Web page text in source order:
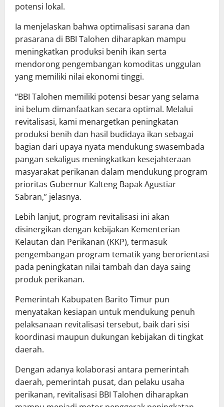
potensi lokal.
Ia menjelaskan bahwa optimalisasi sarana dan
prasarana di BBI Talohen diharapkan mampu
meningkatkan produksi benih ikan serta
mendorong pengembangan komoditas unggulan
yang memiliki nilai ekonomi tinggi.
“BBI Talohen memiliki potensi besar yang selama
ini belum dimanfaatkan secara optimal. Melalui
revitalisasi, kami menargetkan peningkatan
produksi benih dan hasil budidaya ikan sebagai
bagian dari upaya nyata mendukung swasembada
pangan sekaligus meningkatkan kesejahteraan
masyarakat perikanan dalam mendukung program
prioritas Gubernur Kalteng Bapak Agustiar
Sabran,” jelasnya.
Lebih lanjut, program revitalisasi ini akan
disinergikan dengan kebijakan Kementerian
Kelautan dan Perikanan (KKP), termasuk
pengembangan program tematik yang berorientasi
pada peningkatan nilai tambah dan daya saing
produk perikanan.
Pemerintah Kabupaten Barito Timur pun
menyatakan kesiapan untuk mendukung penuh
pelaksanaan revitalisasi tersebut, baik dari sisi
koordinasi maupun dukungan kebijakan di tingkat
daerah.
Dengan adanya kolaborasi antara pemerintah
daerah, pemerintah pusat, dan pelaku usaha
perikanan, revitalisasi BBI Talohen diharapkan